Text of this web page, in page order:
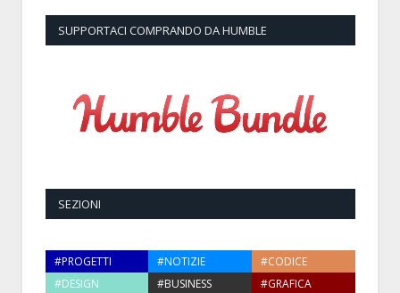
SUPPORTACI COMPRANDO DA HUMBLE
SEZIONI
#PROGETTI #NOTIZIE
#CODICE
#DESIGN
#BUSINESS
#GRAFICA